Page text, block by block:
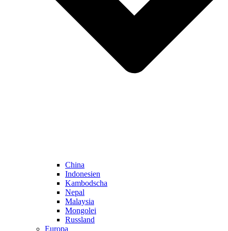
China
Indonesien
Kambodscha
Nepal
Malaysia
Mongolei
Russland
Europa